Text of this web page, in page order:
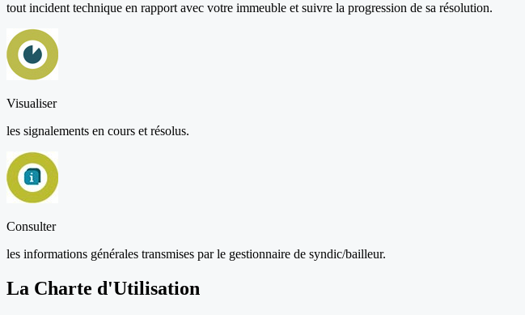
tout incident technique en rapport avec votre immeuble et suivre la progression de sa résolution.
Visualiser
les signalements en cours et résolus.
Consulter
les informations générales transmises par le gestionnaire de syndic/bailleur.
La Charte d'Utilisation